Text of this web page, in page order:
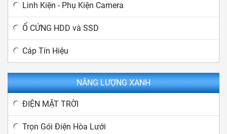
Linh Kiện - Phụ Kiện Camera
Ổ CỨNG HDD và SSD
Cáp Tín Hiệu
NĂNG LƯỢNG XANH
ĐIỆN MẶT TRỜI
Trọn Gói Điện Hòa Lưới